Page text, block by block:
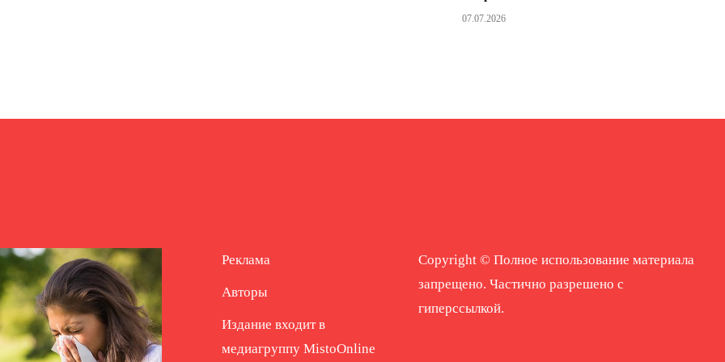
07.07.2026
Реклама
Авторы
Издание входит в
медиагруппу MistoOnline
Copyright © Полное использование материала
запрещено. Частично разрешено с
гиперссылкой.